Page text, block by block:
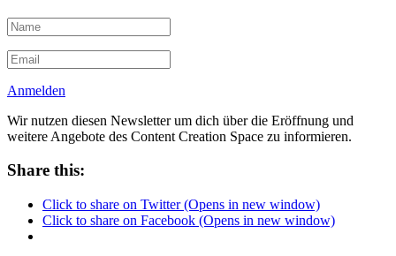
Anmelden
Wir nutzen diesen Newsletter um dich über die Eröffnung und
weitere Angebote des Content Creation Space zu informieren.
Share this:
Click to share on Twitter (Opens in new window)
Click to share on Facebook (Opens in new window)